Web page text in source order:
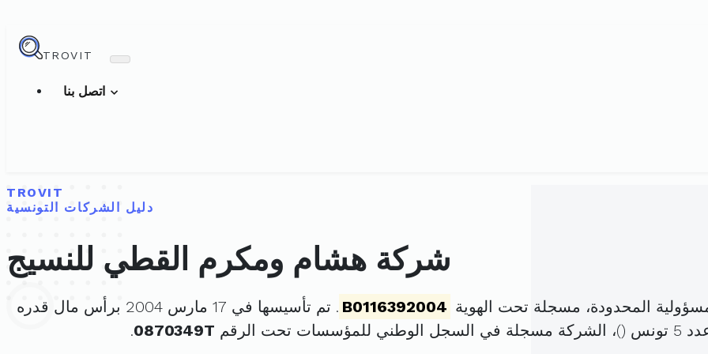
TROVIT
TROVIT
دليل الشركات التونسية
شركة هشام ومكرم القطي للنسيج
المحدودة، مسجلة تحت الهوية B0116392004 . تم تأسيسها في 17 مارس 2004 برأس مال قدره
(
)، الشركة مسجلة في السجل الوطني للمؤسسات تحت الرقم 0870349T
.